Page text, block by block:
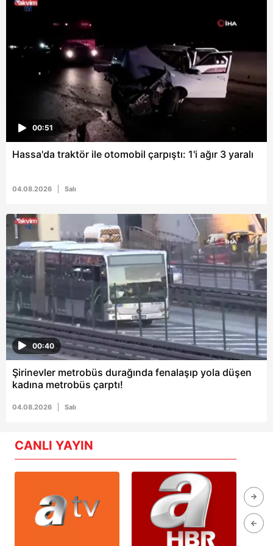
6698 sayılı Kişisel Verilerin Korunması Kanunu uyarınca
hazırlanmış Aydınlatma Metnimizi okumak ve sitemizde
ilgili mevzuata uygun olarak kullanılan çerezlerle ilgili bilgi
almak için lütfentıklayınız.
00:51
Hassa'da traktör ile otomobil çarpıştı: 1'i ağır 3 yaralı
04.08.2026 Salı
00:40
Şirinevler metrobüs durağında fenalaşıp yola düşen
kadına metrobüs çarptı!
04.08.2026 Salı
CANLI YAYIN